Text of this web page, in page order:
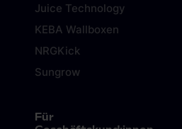
Juice Technology
KEBA Wallboxen
NRGKick
Sungrow
Für